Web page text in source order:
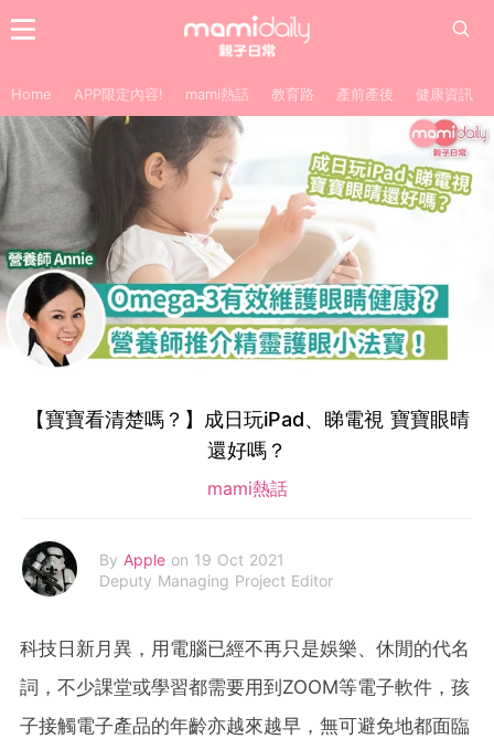
Home APP限定內容! mami熱話 教育路 產前產後 健康資訊
【寶寶看清楚嗎？】成日玩iPad、睇電視 寶寶眼晴
還好嗎？
mami熱話
By Apple on 19 Oct 2021
Deputy Managing Project Editor
科技日新月異，用電腦已經不再只是娛樂、休閒的代名
詞，不少課堂或學習都需要用到ZOOM等電子軟件，孩
子接觸電子產品的年齡亦越來越早，無可避免地都面臨